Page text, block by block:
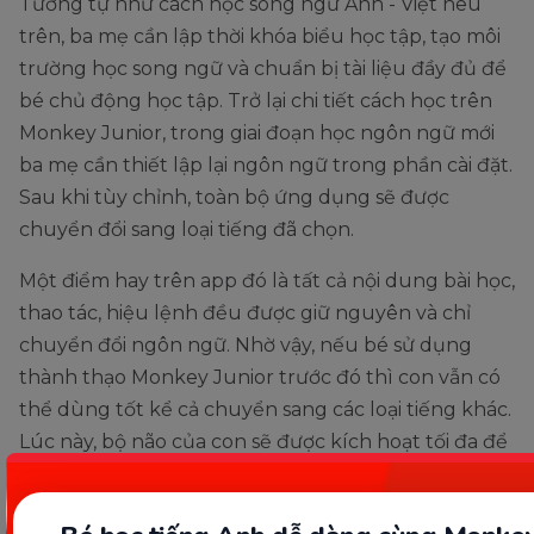
trên, ba mẹ cần lập thời khóa biểu học tập, tạo môi
trường học song ngữ và chuẩn bị tài liệu đầy đủ để
bé chủ động học tập. Trở lại chi tiết cách học trên
Monkey Junior, trong giai đoạn học ngôn ngữ mới
ba mẹ cần thiết lập lại ngôn ngữ trong phần cài đặt.
Sau khi tùy chỉnh, toàn bộ ứng dụng sẽ được
chuyển đổi sang loại tiếng đã chọn.
Một điểm hay trên app đó là tất cả nội dung bài học,
thao tác, hiệu lệnh đều được giữ nguyên và chỉ
chuyển đổi ngôn ngữ. Nhờ vậy, nếu bé sử dụng
thành thạo Monkey Junior trước đó thì con vẫn có
thể dùng tốt kể cả chuyển sang các loại tiếng khác.
Lúc này, bộ não của con sẽ được kích hoạt tối đa để
tiếng Việt và áp dụng vào ngôn ngữ mới một cách